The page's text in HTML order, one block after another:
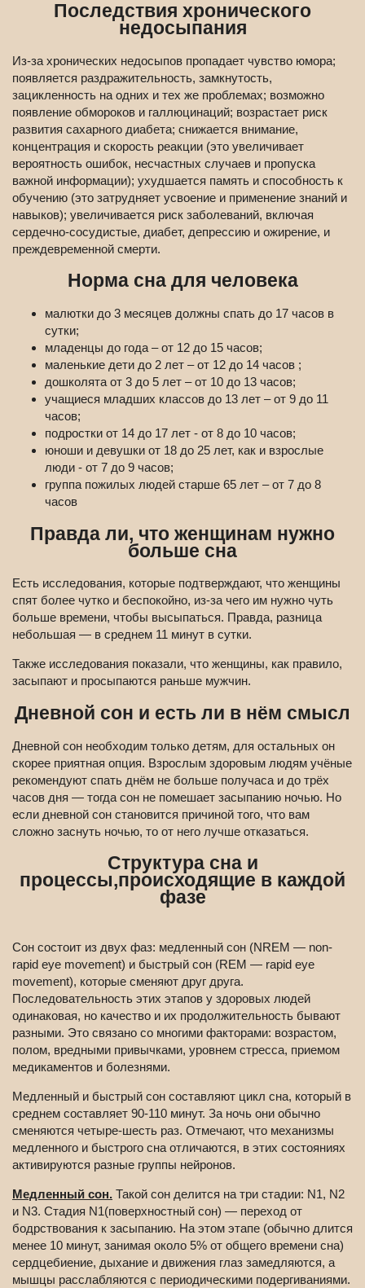
Последствия хронического
недосыпания
Из-за хронических недосыпов пропадает чувство юмора;
появляется раздражительность, замкнутость,
зацикленность на одних и тех же проблемах; возможно
появление обмороков и галлюцинаций; возрастает риск
развития сахарного диабета; снижается внимание,
концентрация и скорость реакции (это увеличивает
вероятность ошибок, несчастных случаев и пропуска
важной информации); ухудшается память и способность к
обучению (это затрудняет усвоение и применение знаний и
навыков); увеличивается риск заболеваний, включая
сердечно-сосудистые, диабет, депрессию и ожирение, и
преждевременной смерти.
Норма сна для человека
малютки до 3 месяцев должны спать до 17 часов в
сутки;
младенцы до года – от 12 до 15 часов;
маленькие дети до 2 лет – от 12 до 14 часов ;
дошколята от 3 до 5 лет – от 10 до 13 часов;
учащиеся младших классов до 13 лет – от 9 до 11
часов;
подростки от 14 до 17 лет - от 8 до 10 часов;
юноши и девушки от 18 до 25 лет, как и взрослые
люди - от 7 до 9 часов;
группа пожилых людей старше 65 лет – от 7 до 8
часов
Правда ли, что женщинам нужно
больше сна
Есть исследования, которые подтверждают, что женщины
спят более чутко и беспокойно, из-за чего им нужно чуть
больше времени, чтобы высыпаться. Правда, разница
небольшая — в среднем 11 минут в сутки.
Также исследования показали, что женщины, как правило,
засыпают и просыпаются раньше мужчин.
Дневной сон и есть ли в нём смысл
Дневной сон необходим только детям, для остальных он
скорее приятная опция. Взрослым здоровым людям учёные
рекомендуют спать днём не больше получаса и до трёх
часов дня — тогда сон не помешает засыпанию ночью. Но
если дневной сон становится причиной того, что вам
сложно заснуть ночью, то от него лучше отказаться.
Структура сна и
процессы,происходящие в каждой
фазе
Сон состоит из двух фаз: медленный сон (NREM — non-
rapid eye movement) и быстрый сон (REM — rapid eye
movement), которые сменяют друг друга.
Последовательность этих этапов у здоровых людей
одинаковая, но качество и их продолжительность бывают
разными. Это связано со многими факторами: возрастом,
полом, вредными привычками, уровнем стресса, приемом
медикаментов и болезнями.
Медленный и быстрый сон составляют цикл сна, который в
среднем составляет 90-110 минут. За ночь они обычно
сменяются четыре-шесть раз. Отмечают, что механизмы
медленного и быстрого сна отличаются, в этих состояниях
активируются разные группы нейронов.
Медленный сон. Такой сон делится на три стадии: N1, N2
и N3. Стадия N1(поверхностный сон) — переход от
бодрствования к засыпанию. На этом этапе (обычно длится
менее 10 минут, занимая около 5% от общего времени сна)
сердцебиение, дыхание и движения глаз замедляются, а
мышцы расслабляются с периодическими подергиваниями.